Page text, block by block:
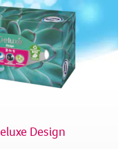
Design